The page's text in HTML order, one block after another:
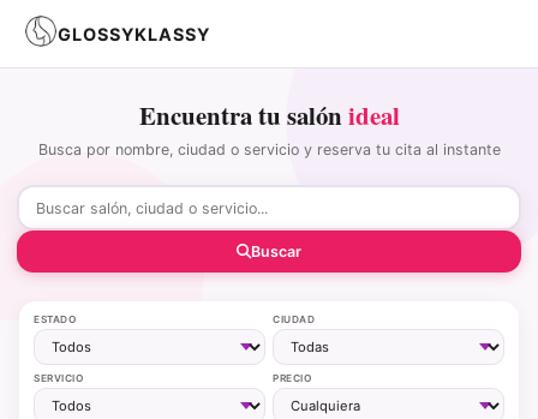
GLOSSYKLASSY
Encuentra tu salónideal
Busca por nombre, ciudad o servicio y reserva tu cita al instante
Buscar
ESTADO CIUDAD
SERVICIO PRECIO